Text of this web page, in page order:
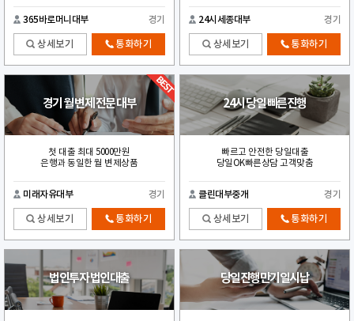
365바로머니대부 경기
상세보기 통화하기
24시세종대부 경기
상세보기 통화하기
경기 월 변제 전문 대부
첫 대출 최대 5000만원
은행과 동일한 월 변제상품
미래자유대부 경기
상세보기 통화하기
24시 당일 빠른진행
빠르고 안전한 당일대출
당일OK빠른상담 고객맞춤
클린대부중개 경기
상세보기 통화하기
법인투자 법인대출 당일진행만기일시납